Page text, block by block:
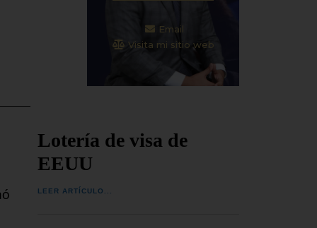
Email
Visita mi sitio web
Lotería de visa de
EEUU
LEER ARTÍCULO...